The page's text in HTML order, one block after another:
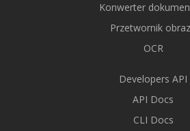
Konwerter
Przetwornik
OCR
Developers API
API Docs
CLI Docs